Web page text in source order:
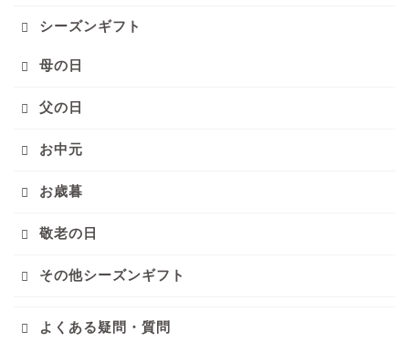
シーズンギフト
母の日
父の日
お中元
お歳暮
敬老の日
その他シーズンギフト
よくある疑問・質問